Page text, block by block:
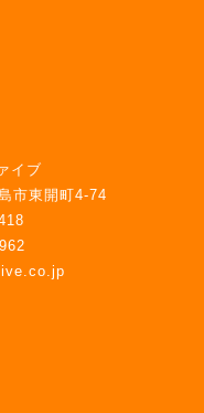
イブ
市東開町4-74